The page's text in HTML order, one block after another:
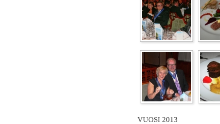
VUOSI 2013